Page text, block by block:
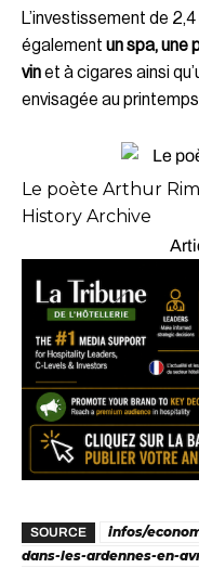
L’investissement de
également un spa, une
vinet à cigares ainsi
envisagée au
Le poète Arthur
History Archive
SOURCE
infos/
dans-les-ardennes-en-